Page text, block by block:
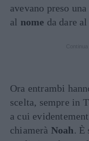
avevano preso
al nome da dare
Ora entrambi
scelta, sempre in
a cui
chiamerà Noah. È